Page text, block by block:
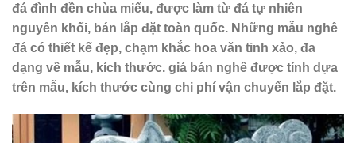
đá đình đền chùa miếu, được làm từ đá tự nhiên
nguyên khối, bán lắp đặt toàn quốc. Những mẫu nghê
đá có thiết kế đẹp, chạm khắc hoa văn tinh xảo, đa
dạng về mẫu, kích thước. giá bán nghê được tính dựa
trên mẫu, kích thước cùng chi phí vận chuyển lắp đặt.